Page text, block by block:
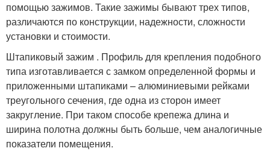
помощью зажимов. Такие зажимы бывают трех типов,
различаются по конструкции, надежности, сложности
установки и стоимости.
Штапиковый зажим . Профиль для крепления подобного
типа изготавливается с замком определенной формы и
приложенными штапиками – алюминиевыми рейками
треугольного сечения, где одна из сторон имеет
закругление. При таком способе крепежа длина и
ширина полотна должны быть больше, чем аналогичные
показатели помещения.